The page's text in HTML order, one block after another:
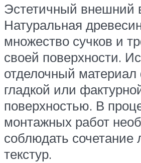
Эстетичный внешний
Натуральная
множество сучков и
своей поверхности.
отделочный материал
гладкой или
поверхностью. В
монтажных работ
соблюдать сочетание
текстур.